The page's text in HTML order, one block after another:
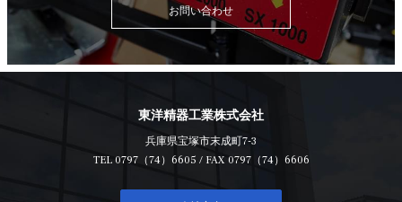
お問い合わせ
東洋精器工業株式会社
兵庫県宝塚市末成町7-3
TEL 0797（74）6605 / FAX 0797（74）6606